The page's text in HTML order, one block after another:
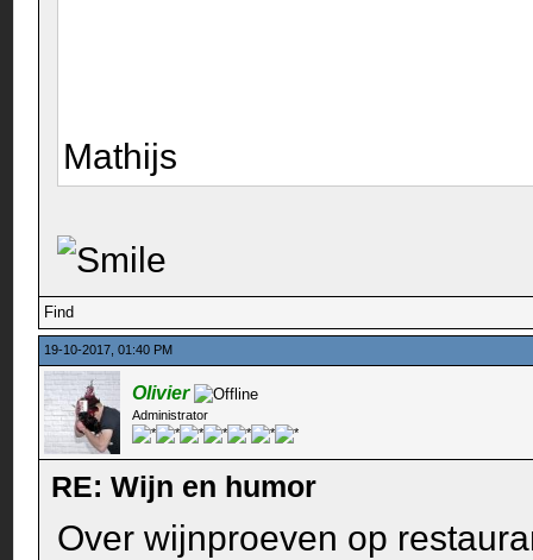
Mathijs
Find
19-10-2017, 01:40 PM
Olivier
Administrator
RE: Wijn en humor
Over wijnproeven op